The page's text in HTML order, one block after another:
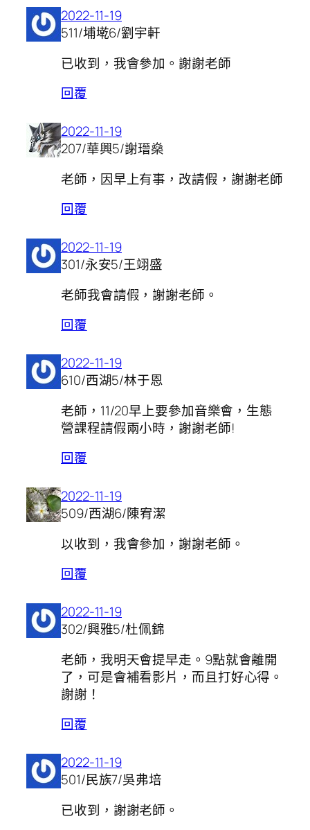
2022-11-19
511/埔墘6/劉宇軒
已收到，我會參加。謝謝老師
回覆
2022-11-19
207/華興5/謝瑨燊
老師，因早上有事，改請假，謝謝老師
回覆
2022-11-19
301/永安5/王翊盛
老師我會請假，謝謝老師。
回覆
2022-11-19
610/西湖5/林于恩
老師，11/20早上要參加音樂會，生態
營課程請假兩小時，謝謝老師!
回覆
2022-11-19
509/西湖6/陳宥潔
以收到，我會參加，謝謝老師。
回覆
2022-11-19
302/興雅5/杜佩錦
老師，我明天會提早走。9點就會離開
了，可是會補看影片，而且打好心得。
謝謝！
回覆
2022-11-19
501/民族7/吳弗培
已收到，謝謝老師。